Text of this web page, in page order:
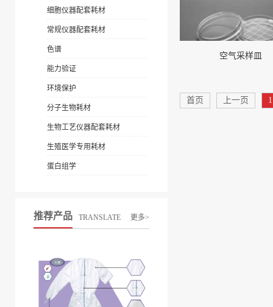
细胞仪器配套耗材
常规仪器配套耗材
色谱
能力验证
环境保护
分子生物耗材
生物工艺仪器配套耗材
生殖医学专用耗材
蛋白组学
推荐产品 TRANSLATE 更多>
空气采样皿
首页 上一页 1